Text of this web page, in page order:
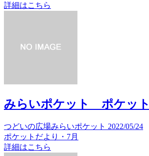
詳細はこちら
みらいポケット ポケット
つどいの広場みらいポケット 2022/05/24
ポケットだより・7月
詳細はこちら